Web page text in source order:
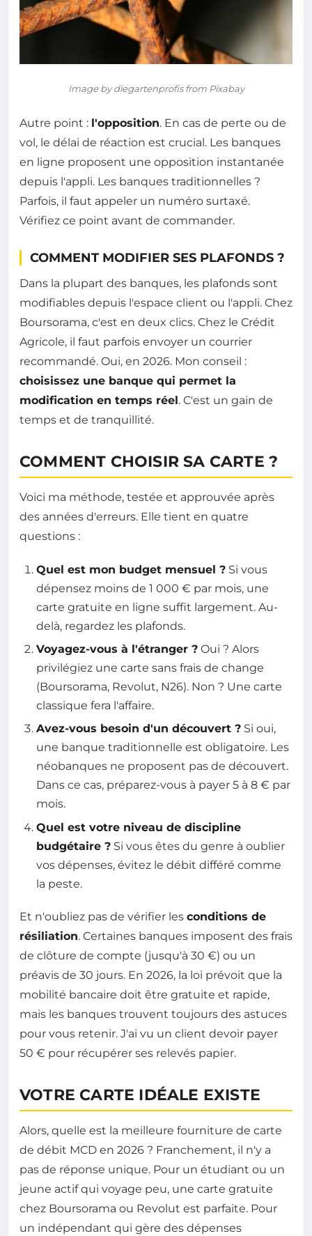
Image by diegartenprofis from Pixabay
Autre point : l'opposition. En cas de perte ou de
vol, le délai de réaction est crucial. Les banques
en ligne proposent une opposition instantanée
depuis l'appli. Les banques traditionnelles ?
Parfois, il faut appeler un numéro surtaxé.
Vérifiez ce point avant de commander.
COMMENT MODIFIER SES PLAFONDS ?
Dans la plupart des banques, les plafonds sont
modifiables depuis l'espace client ou l'appli. Chez
Boursorama, c'est en deux clics. Chez le Crédit
Agricole, il faut parfois envoyer un courrier
recommandé. Oui, en 2026. Mon conseil :
choisissez une banque qui permet la
modification en temps réel. C'est un gain de
temps et de tranquillité.
COMMENT CHOISIR SA CARTE ?
Voici ma méthode, testée et approuvée après
des années d'erreurs. Elle tient en quatre
questions :
Quel est mon budget mensuel ? Si vous
dépensez moins de 1 000 € par mois, une
carte gratuite en ligne suffit largement. Au-
delà, regardez les plafonds.
Voyagez-vous à l'étranger ? Oui ? Alors
privilégiez une carte sans frais de change
(Boursorama, Revolut, N26). Non ? Une carte
classique fera l'affaire.
Avez-vous besoin d'un découvert ? Si oui,
une banque traditionnelle est obligatoire. Les
néobanques ne proposent pas de découvert.
Dans ce cas, préparez-vous à payer 5 à 8 € par
mois.
Quel est votre niveau de discipline
budgétaire ? Si vous êtes du genre à oublier
vos dépenses, évitez le débit différé comme
la peste.
Et n'oubliez pas de vérifier les conditions de
résiliation. Certaines banques imposent des frais
de clôture de compte (jusqu'à 30 €) ou un
préavis de 30 jours. En 2026, la loi prévoit que la
mobilité bancaire doit être gratuite et rapide,
mais les banques trouvent toujours des astuces
pour vous retenir. J'ai vu un client devoir payer
50 € pour récupérer ses relevés papier.
VOTRE CARTE IDÉALE EXISTE
Alors, quelle est la meilleure fourniture de carte
de débit MCD en 2026 ? Franchement, il n'y a
pas de réponse unique. Pour un étudiant ou un
jeune actif qui voyage peu, une carte gratuite
chez Boursorama ou Revolut est parfaite. Pour
un indépendant qui gère des dépenses